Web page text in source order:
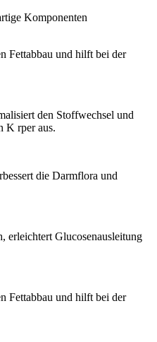
Komponenten
Fettabbau und hilft bei der
den Stoffwechsel und
K rper aus.
die Darmflora und
erleichtert Glucosenausleitung
Fettabbau und hilft bei der